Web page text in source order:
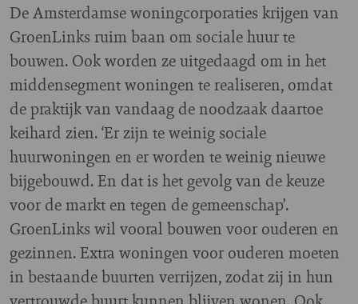
De Amsterdamse woningcorporaties krijgen van
GroenLinks ruim baan om sociale huur te
bouwen. Ook worden ze uitgedaagd om in het
middensegment woningen te realiseren, omdat
de praktijk van vandaag de noodzaak daartoe
keihard zien. ‘Er zijn te weinig sociale
huurwoningen en er worden te weinig nieuwe
bijgebouwd. En dat is het gevolg van de keuze
voor de markt en tegen de gemeenschap’.
GroenLinks wil vooral bouwen voor ouderen en
gezinnen. Extra woningen voor ouderen moeten
in bestaande buurten verrijzen, zodat zij in hun